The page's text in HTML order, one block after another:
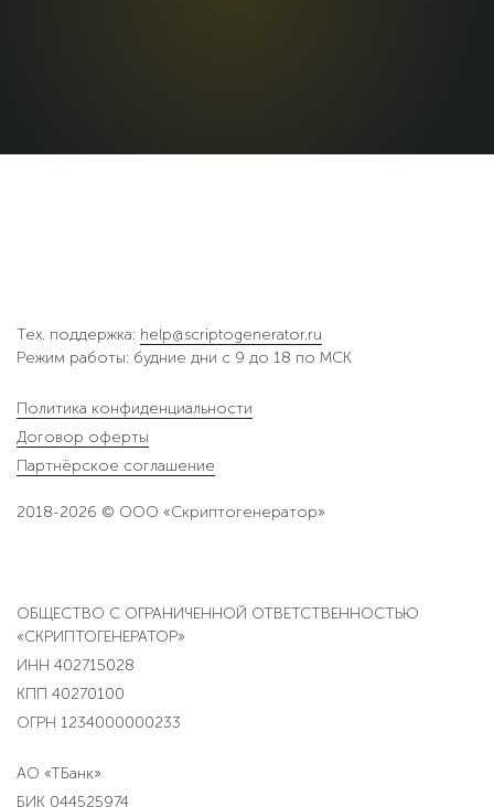
Тех. поддержка: help@scriptogenerator.ru
Режим работы: будние дни с 9 до 18 по МСК
Политика конфиденциальности
Договор оферты
Партнёрское соглашение
2018-2026 © ООО «Скриптогенератор»
ОБЩЕСТВО С ОГРАНИЧЕННОЙ ОТВЕТСТВЕННОСТЬЮ
«СКРИПТОГЕНЕРАТОР»
ИНН 402715028
КПП 40270100
ОГРН 1234000000233
АО «ТБанк»
БИК 044525974